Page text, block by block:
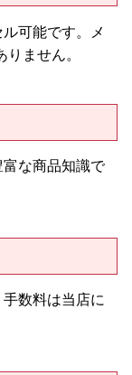
可能です。メ
ません。
な商品知識で
数料は当店に